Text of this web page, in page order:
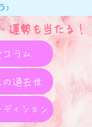
運勢も当たる！
♪
コラム
の過去世
ディション